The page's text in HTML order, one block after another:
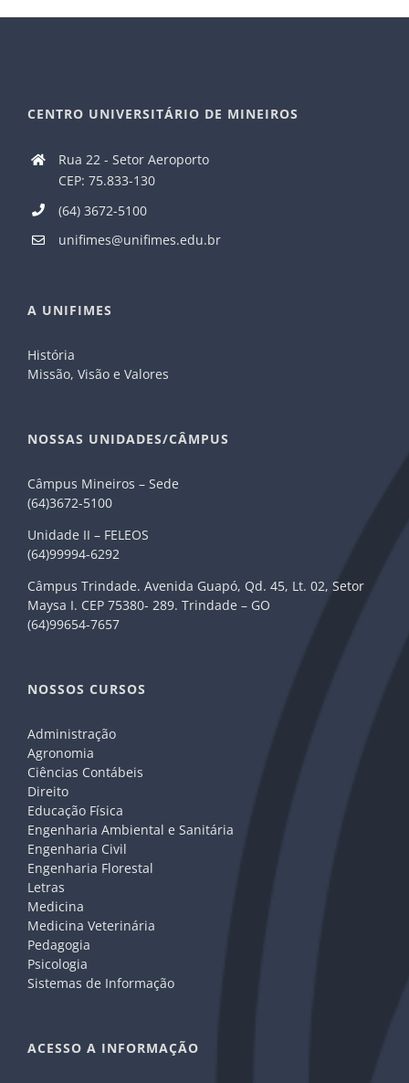
CENTRO UNIVERSITÁRIO DE MINEIROS
Rua 22 - Setor Aeroporto
CEP: 75.833-130
(64) 3672-5100
unifimes@unifimes.edu.br
A UNIFIMES
História
Missão, Visão e Valores
NOSSAS UNIDADES/CÂMPUS
Câmpus Mineiros – Sede
(64)3672-5100
Unidade II – FELEOS
(64)99994-6292
Câmpus Trindade. Avenida Guapó, Qd. 45, Lt. 02, Setor
Maysa I. CEP 75380- 289. Trindade – GO
(64)99654-7657
NOSSOS CURSOS
Administração
Agronomia
Ciências Contábeis
Direito
Educação Física
Engenharia Ambiental e Sanitária
Engenharia Civil
Engenharia Florestal
Letras
Medicina
Medicina Veterinária
Pedagogia
Psicologia
Sistemas de Informação
ACESSO A INFORMAÇÃO